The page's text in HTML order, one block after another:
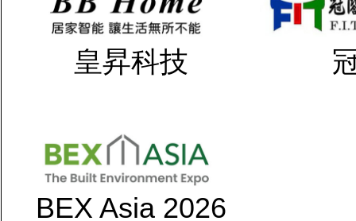
皇昇科技
BEX Asia 2026